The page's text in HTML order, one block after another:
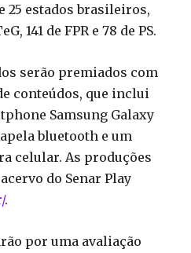
25 estados brasileiros,
141 de FPR e 78 de PS.
serão premiados com
conteúdos, que inclui
Samsung Galaxy
bluetooth e um
celular. As produções
do Senar Play
.
por uma avaliação